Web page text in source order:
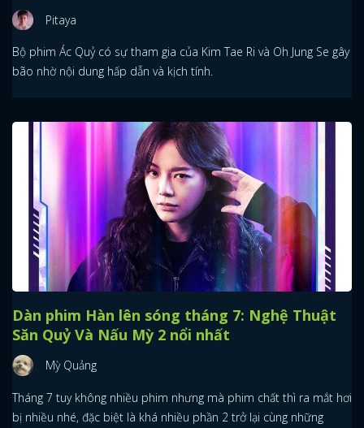
Pitaya
Bộ phim Ác Quỷ có sự tham gia của Kim Tae Ri và Oh Jung Se gây
bão nhờ nội dung hấp dẫn và kịch tính.
Dàn phim Hàn lên sóng tháng 7: Nghệ Thuật
Săn Quỷ Và Nấu Mỳ 2 nổi nhất
Mỳ Quảng
Tháng 7 tuy không nhiều phim nhưng mà phim chất thì ra mắt hơi
bị nhiều nhé, đặc biệt là khá nhiều phần 2 trở lại cùng những